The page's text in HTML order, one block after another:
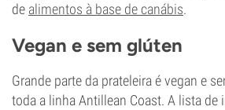
de alimentos à base de canábis.
Vegan e sem glúten
Grande parte da prateleira é vegan e
toda a linha Antillean Coast. A lista de